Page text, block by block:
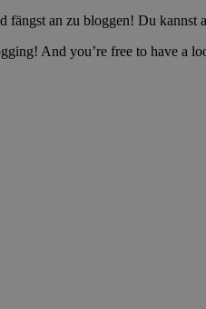
fängst an zu bloggen! Du
And you’re free to have a